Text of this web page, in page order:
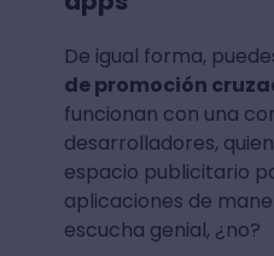
De igual forma,
de promoción
funcionan con una
desarrolladores,
espacio publicitario
aplicaciones de
escucha genial, ¿no?